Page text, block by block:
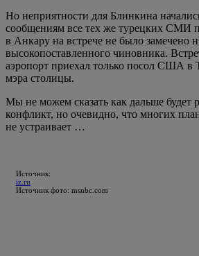
Но неприятности для Блинкина
сообщениям все тех же турецких СМИ
в Анкару на встрече не было замечено
высокопоставленного чиновника.
аэропорт приехал только посол США в
мэра столицы.
Мы не можем сказать как дальше будет
конфликт, но очевидно, что многих
не устраивает …
Источник:
iz.ru
Источник фото: msnbc.com